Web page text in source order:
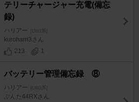
テリーチャージャー充電(備忘
録)
ハリアー [U60系]
kuroharri3さん
213
1
バッテリー管理備忘録 ⑧
ハリアー [U60系]
ぶんた44RXさん